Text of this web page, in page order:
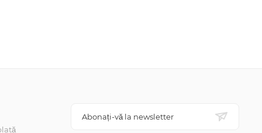
Abonați-vă la newsletter